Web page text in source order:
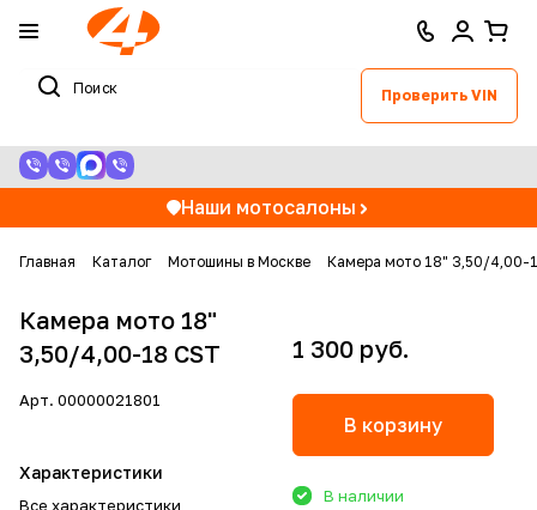
Проверить VIN
Наши мотосалоны
Главная Каталог Мотошины в Москве Камера мото 18" 3,50/4,00-
Камера мото 18"
3,50/4,00-18 CST
Арт. 00000021801
Характеристики
Все характеристики
1 300 руб.
В корзину
В наличии